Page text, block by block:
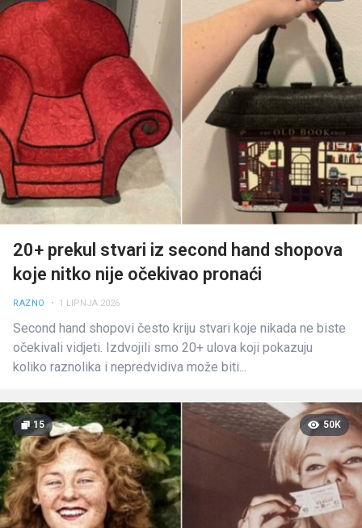
20+ prekul stvari iz second hand shopova
koje nitko nije očekivao pronaći
RAZNO • 1 LIPNJA 2026
Second hand shopovi često kriju stvari koje nikada ne biste
očekivali vidjeti. Izdvojili smo 20+ ulova koji pokazuju
koliko raznolika i nepredvidiva može biti...
15 50K